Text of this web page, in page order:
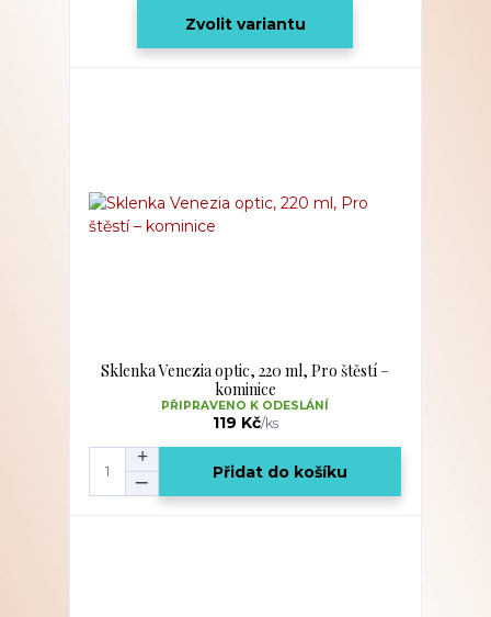
Zvolit variantu
Sklenka Venezia optic, 220 ml, Pro štěstí –
kominice
119 Kč/ks
PŘIPRAVENO K ODESLÁNÍ
Přidat do košíku